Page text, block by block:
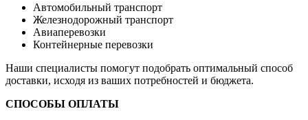
Автомобильный транспорт
Железнодорожный транспорт
Авиаперевозки
Контейнерные перевозки
Наши специалисты помогут подобрать оптимальный способ
доставки, исходя из ваших потребностей и бюджета.
СПОСОБЫ ОПЛАТЫ